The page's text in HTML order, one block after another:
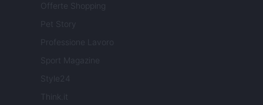
Offerte Shopping
Pet Story
Professione Lavoro
Sport Magazine
Style24
Think.it